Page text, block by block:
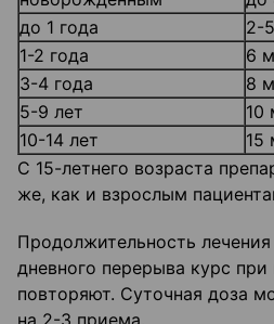
до 1 года
2-
1-2 года
6
3-4 года
8
5-9 лет
10
10-14 лет
15
С 15-летнего возраста
же, как и взрослым
Продолжительность
дневного перерыва курс
повторяют. Суточная доза